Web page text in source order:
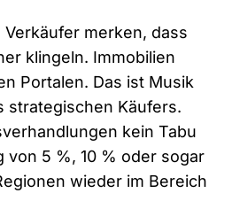
merken, dass
klingeln. Immobilien
Portalen. Das ist Musik
strategischen Käufers.
kein Tabu
von 5 %, 10 % oder sogar
wieder im Bereich